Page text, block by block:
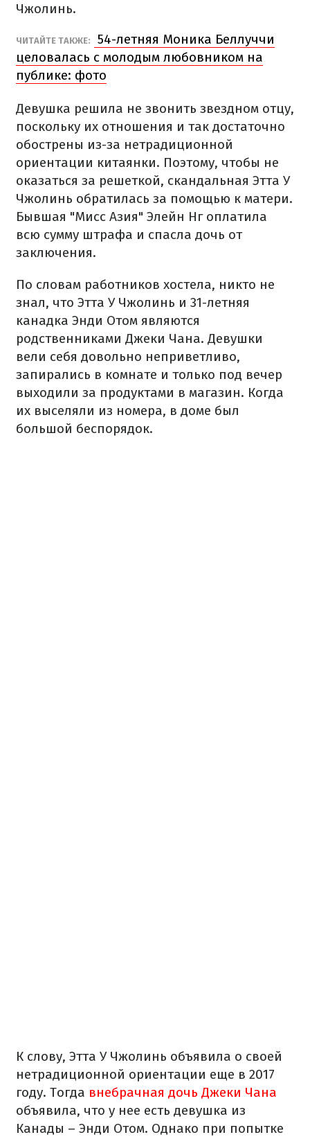
Чжолинь.
ЧИТАЙТЕ ТАКЖЕ:
54-летняя Моника Беллуччи
целовалась с молодым любовником на
публике: фото
Девушка решила не звонить звездном отцу,
поскольку их отношения и так достаточно
обострены из-за нетрадиционной
ориентации китаянки. Поэтому, чтобы не
оказаться за решеткой, скандальная Этта У
Чжолинь обратилась за помощью к матери.
Бывшая "Мисс Азия" Элейн Нг оплатила
всю сумму штрафа и спасла дочь от
заключения.
По словам работников хостела, никто не
знал, что Этта У Чжолинь и 31-летняя
канадка Энди Отом являются
родственниками Джеки Чана. Девушки
вели себя довольно неприветливо,
запирались в комнате и только под вечер
выходили за продуктами в магазин. Когда
их выселяли из номера, в доме был
большой беспорядок.
К слову, Этта У Чжолинь объявила о своей
нетрадиционной ориентации еще в 2017
году. Тогда внебрачная дочь Джеки Чана
объявила, что у нее есть девушка из
Канады – Энди Отом. Однако при попытке